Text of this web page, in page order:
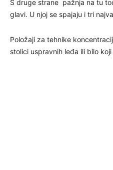
S druge strane pažnja na tu
glavi. U njoj se spajaju i tri
Položaji za tehnike
stolici uspravnih leđa ili bilo